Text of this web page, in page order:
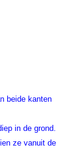
beide kanten
in de grond.
ze vanuit de